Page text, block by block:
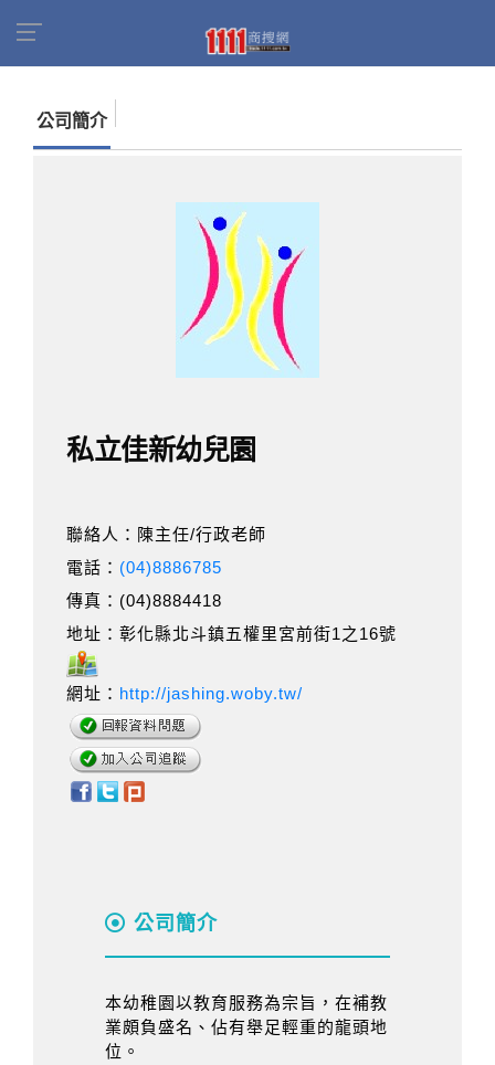
公司簡介
私立佳新幼兒園
聯絡人：陳主任/行政老師
電話： (04)8886785
傳真：(04)8884418
地址：彰化縣北斗鎮五權里宮前街1之16號
網址： http://jashing.woby.tw/
公司簡介
本幼稚園以教育服務為宗旨，在補教
業頗負盛名、佔有舉足輕重的龍頭地
位。